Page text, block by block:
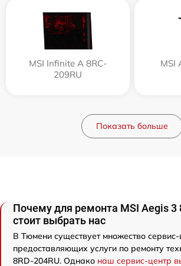
MSI Infinite A 8RC-
209RU
MSI
Показать больше
Почему для ремонта MSI Aegis 3
стоит выбрать нас
В Тюмени существует множество сервис-
предоставляющих услуги по ремонту
8RD-204RU. Однако наш сервис-центр